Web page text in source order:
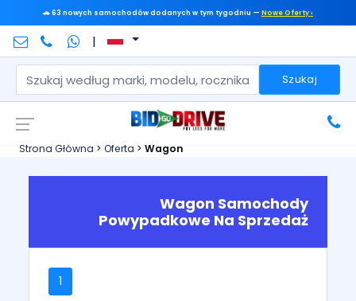
🚗 63 nowych samochodów dodanych w tym tygodniu — Nowe Oferty ›
|
Szukaj
Strona Główna > Oferta > Wagon
Wagon Samochody
Powypadkowe Na Sprzedaż
1